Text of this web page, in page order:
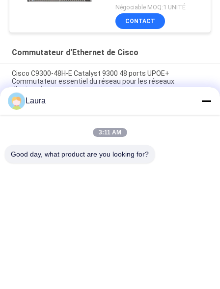
d'un système de
commutation de
l'appareil qui est équipé
commutation de
Négociable MOQ:1 UNITÉ
CONTACT
Commutateur d'Ethernet de Cisco
Cisco C9300-48H-E Catalyst 9300 48 ports UPOE+
Commutateur essentiel du réseau pour les réseaux
d'entreprise
Cisco C9300-48P-E Catalyst 9300, commutateur réseau PoE+
à 48 ports pour réseaux d'entreprise
Cisco C9300-24S-E Catalyst 9300 24 ports SFP Commutateur
Laura
3:11 AM
Good day, what product are you looking for?